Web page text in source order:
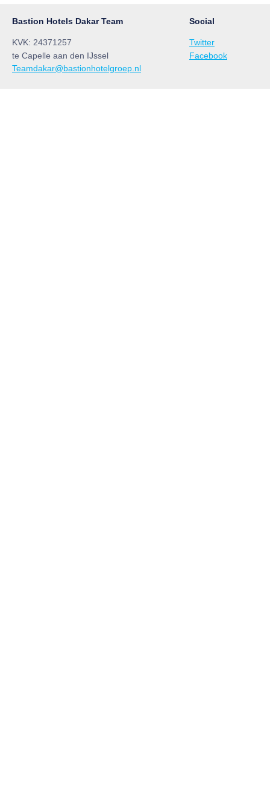
Bastion Hotels Dakar Team
KVK: 24371257
te Capelle aan den IJssel
Teamdakar@bastionhotelgroep.nl
Social
Twitter
Facebook